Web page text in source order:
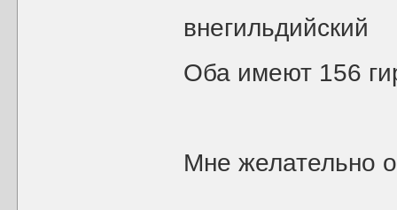
внегильдийский
Оба имеют 156
Мне желательно